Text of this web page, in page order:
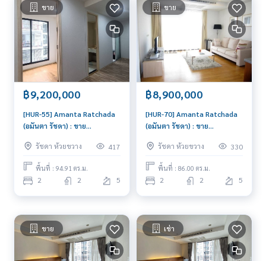
ขาย
฿9,200,000
[HUR-55] Amanta Ratchada
(อมันตา รัชดา) : ขาย
รัชดาภิเษก ขายคอนโด ด่วน!
รัชดา ห้วยขวาง 417
พื้นที่ : 94.91 ตร.ม.
2 2 5
ขาย
฿8,900,000
[HUR-70] Amanta Ratchada
(อมันตา รัชดา) : ขาย
รัชดาภิเษก ขายคอนโด ด่วน นัด
ดูห้องได้เลย วันนี้
รัชดา ห้วยขวาง 330
พื้นที่ : 86.00 ตร.ม.
2 2 5
ขาย เช่า